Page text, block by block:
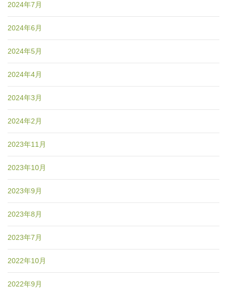
2024年7月
2024年6月
2024年5月
2024年4月
2024年3月
2024年2月
2023年11月
2023年10月
2023年9月
2023年8月
2023年7月
2022年10月
2022年9月